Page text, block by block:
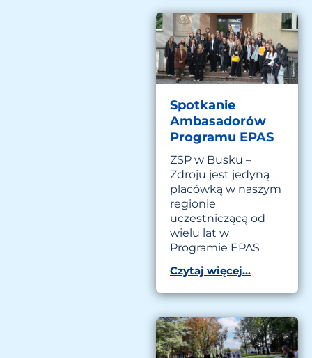
Spotkanie
Ambasadorów
Programu EPAS
ZSP w Busku –
Zdroju jest jedyną
placówką w naszym
regionie
uczestniczącą od
wielu lat w
Programie EPAS
Czytaj więcej...